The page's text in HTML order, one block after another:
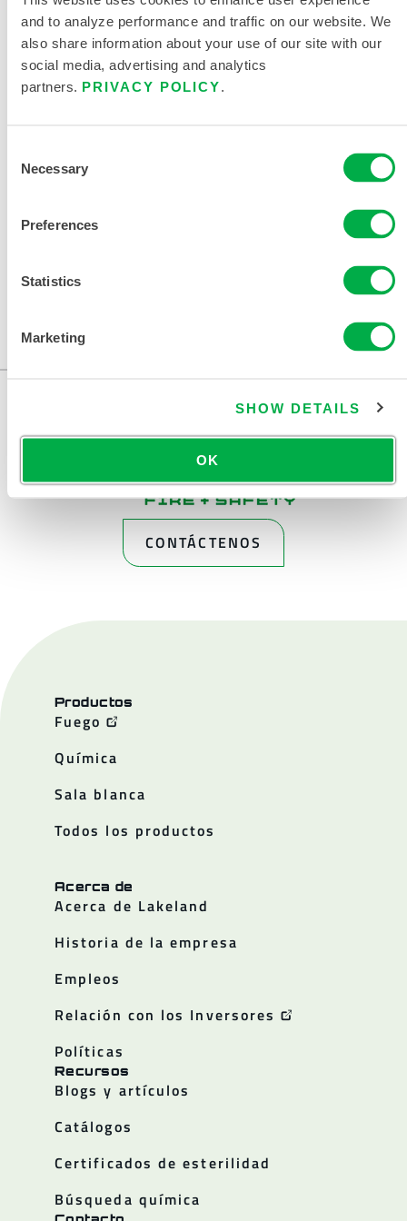
and to analyze performance and traffic on our website. We
also share information about your use of our site with our
social media, advertising and analytics
partners. PRIVACY POLICY.
Selection
Necessary
Preferences
Statistics
Marketing
SHOW DETAILS
OK
Este producto no suele venderse en su región. Puede
cambiar su región en la parte superior de la página.
322BA
cambiar su región en la parte superior de la página.
Este producto no suele venderse en su región. Puede
cambiar su región en la parte superior de la página.
CONTÁCTENOS
Productos
Fuego
Química
Sala blanca
Todos los productos
Acerca de
Acerca de Lakeland
Historia de la empresa
Empleos
Relación con los Inversores
Políticas
Recursos
Blogs y artículos
Catálogos
Certificados de esterilidad
Búsqueda química